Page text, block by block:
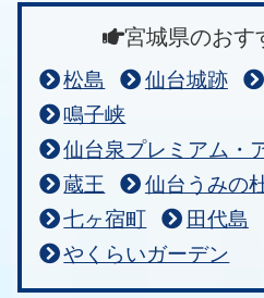
宮城県のおす
松島 仙台城跡
鳴子峡
仙台泉プレミアム・
蔵王
仙台うみの
七ヶ宿町
田代島
やくらいガーデン